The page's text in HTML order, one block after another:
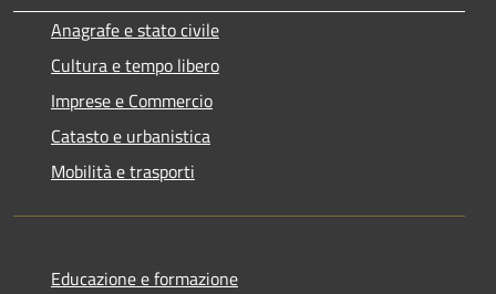
Anagrafe e stato civile
Cultura e tempo libero
Imprese e Commercio
Catasto e urbanistica
Mobilità e trasporti
Educazione e formazione